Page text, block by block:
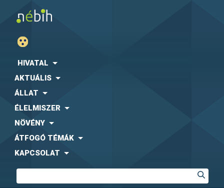
HIVATAL
AKTUÁLIS
ÁLLAT
ÉLELMISZER
NÖVÉNY
ÁTFOGÓ TÉMÁK
KAPCSOLAT